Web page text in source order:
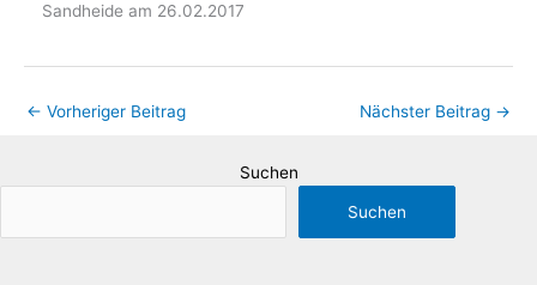
Sandheide am 26.02.2017
← Vorheriger Beitrag Nächster Beitrag →
Suchen
Suchen